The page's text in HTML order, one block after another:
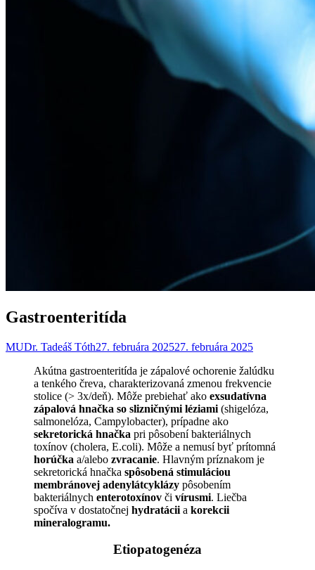
Gastroenteritída
MUDr. Tadeáš Tóth27. februára 202527. februára 2025
Akútna gastroenteritída je zápalové ochorenie žalúdku
a tenkého čreva, charakterizovaná zmenou frekvencie
stolice (> 3x/deň). Môže prebiehať ako exsudatívna
zápalová hnačka so slizničnými léziami (shigelóza,
salmonelóza, Campylobacter), prípadne ako
sekretorická hnačka pri pôsobení bakteriálnych
toxínov (cholera, E.coli). Môže a nemusí byť prítomná
horúčka a/alebo zvracanie. Hlavným príznakom je
sekretorická hnačka spôsobená stimuláciou
membránovej adenylátcyklázy pôsobením
bakteriálnych enterotoxínov či vírusmi. Liečba
spočíva v dostatočnej hydratácii a korekcii
mineralogramu.
Etiopatogenéza